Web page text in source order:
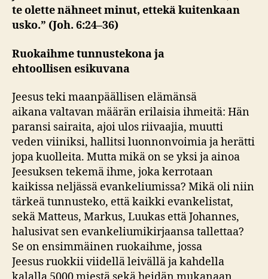
te olette nähneet minut, ettekä kuitenkaan
usko.” (Joh. 6:24–36)
Ruokaihme tunnustekonaja
ehtoollisenesikuvana
Jeesus teki maanpäällisen elämänsä
aikana valtavan määrän erilaisia ihmeitä: Hän
paransi sairaita, ajoi ulos riivaajia, muutti
veden viiniksi, hallitsi luonnonvoimia ja herätti
jopa kuolleita. Mutta mikä on se yksi ja ainoa
Jeesuksen tekemä ihme, joka kerrotaan
kaikissa neljässä evankeliumissa? Mikä oli niin
tärkeä tunnusteko, että kaikki evankelistat,
sekä Matteus, Markus, Luukas että Johannes,
halusivat sen evankeliumikirjaansa tallettaa?
Se on ensimmäinen ruokaihme, jossa
Jeesus ruokkii viidellä leivällä ja kahdella